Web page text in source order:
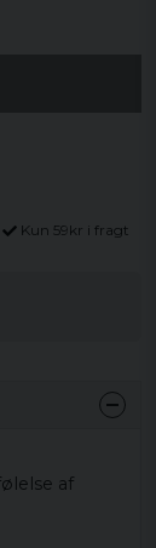
Kun 59kr i fragt
af